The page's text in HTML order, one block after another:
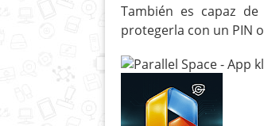
También es capaz
protegerla con un PIN